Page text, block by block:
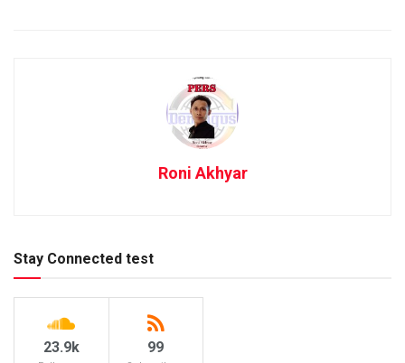
Roni Akhyar
Stay Connected test
23.9k 99